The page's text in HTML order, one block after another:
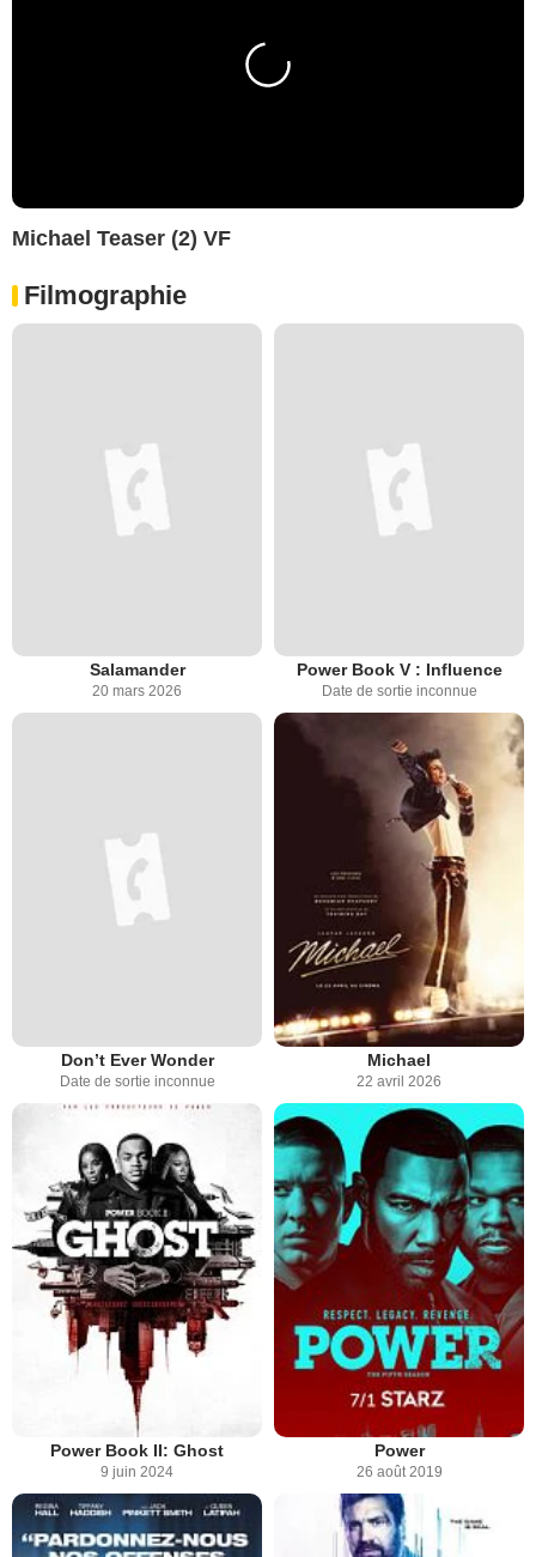
Michael Teaser (2) VF
Filmographie
Salamander
20 mars 2026
Power Book V : Influence
Date de sortie inconnue
Don’t Ever Wonder
Date de sortie inconnue
Michael
22 avril 2026
Power Book II: Ghost
9 juin 2024
Power
26 août 2019